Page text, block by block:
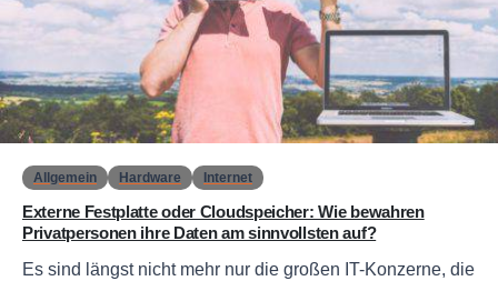
0
Allgemein Hardware Internet
Externe Festplatte oder Cloudspeicher: Wie bewahren
Privatpersonen ihre Daten am sinnvollsten auf?
Es sind längst nicht mehr nur die großen IT-Konzerne, die